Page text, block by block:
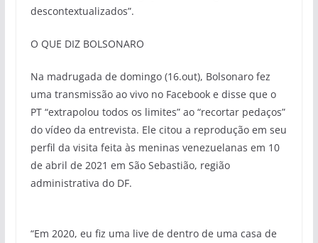
descontextualizados”.
O QUE DIZ BOLSONARO
Na madrugada de domingo (16.out), Bolsonaro fez
uma transmissão ao vivo no Facebook e disse que o
PT “extrapolou todos os limites” ao “recortar pedaços”
do vídeo da entrevista. Ele citou a reprodução em seu
perfil da visita feita às meninas venezuelanas em 10
de abril de 2021 em São Sebastião, região
administrativa do DF.
“Em 2020, eu fiz uma live de dentro de uma casa de